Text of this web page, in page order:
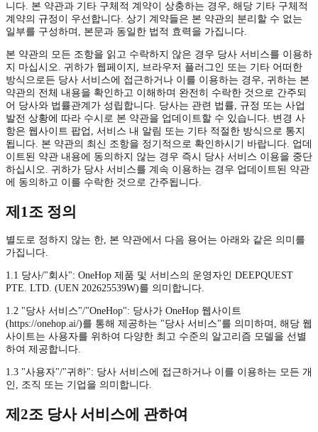
니다. 본 약관과 기타 구체적 계약이 상충하는 경우, 해당 기타 구체적
계약의 규정이 우선합니다. 상기 계약들은 본 약관의 분리할 수 없는
일부를 구성하며, 본문과 동일한 법적 효력을 가집니다.
본 약관의 모든 조항을 읽고 수락하지 않은 경우 당사 서비스를 이용하
지 마십시오. 귀하가 웹페이지, 브라우저 플러그인 또는 기타 어떠한
방식으로든 당사 서비스에 접근하거나 이를 이용하는 경우, 귀하는 본
약관의 전체 내용을 확인하고 이해하며 완전히 수락한 것으로 간주되
어 당사와 법률관계가 성립합니다. 당사는 관련 법률, 규정 또는 사업
발전 상황에 따라 수시로 본 약관을 업데이트할 수 있습니다. 변경 사
항은 웹사이트 팝업, 서비스 내 알림 또는 기타 적절한 방식으로 통지
됩니다. 본 약관의 최신 조항을 정기적으로 확인하시기 바랍니다. 업데
이트된 약관 내용에 동의하지 않는 경우 즉시 당사 서비스 이용을 중단
하십시오. 귀하가 당사 서비스를 계속 이용하는 경우 업데이트된 약관
에 동의하고 이를 수락한 것으로 간주됩니다.
제1조 정의
별도로 정하지 않는 한, 본 약관에서 다음 용어는 아래와 같은 의미를
가집니다.
1.1 당사/"회사": OneHop 제품 및 서비스의 운영자인 DEEPQUEST
PTE. LTD. (UEN 202625539W)를 의미합니다.
1.2 "당사 서비스"/"OneHop": 당사가 OneHop 웹사이트
(https://onehop.ai/)를 통해 제공하는 "당사 서비스"를 의미하며, 해당 웹
사이트는 사용자를 위하여 다양한 최고 수준의 알고리즘 모델을 선별
하여 제공합니다.
1.3 "사용자"/"귀하": 당사 서비스에 접근하거나 이를 이용하는 모든 개
인, 조직 또는 기업을 의미합니다.
제2조 당사 서비스에 관하여